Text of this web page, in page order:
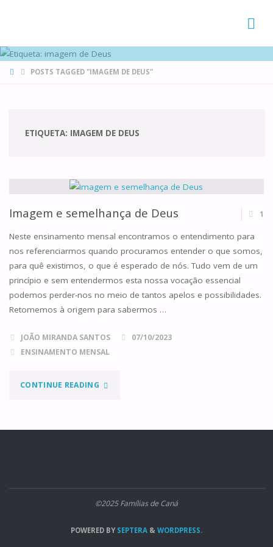
HOMEPOSTS TAGGED "IMAGEM DE DEUS"
ETIQUETA: IMAGEM DE DEUS
Imagem e semelhança de Deus 1
Neste ensinamento mensal encontramos o entendimento para
nos referenciarmos quando procuramos entender o que somos,
para quê existimos, o que é esperado de nós. Tudo vem de um
princípio e sem entendermos esta nossa vocação essencial
podemos perder-nos no meio de tantos apelos e possibilidades.
Retomemos à origem para sabermos …
JOÃO MIRANDA SANTOS
07/10/2023
ENSINAMENTO MENSAL
CONTINUE READING"IMAGEM
SEMELHANÇA
©2025 Famílias de Caná
POWERED BYSEPTERA & WORDPRESS.